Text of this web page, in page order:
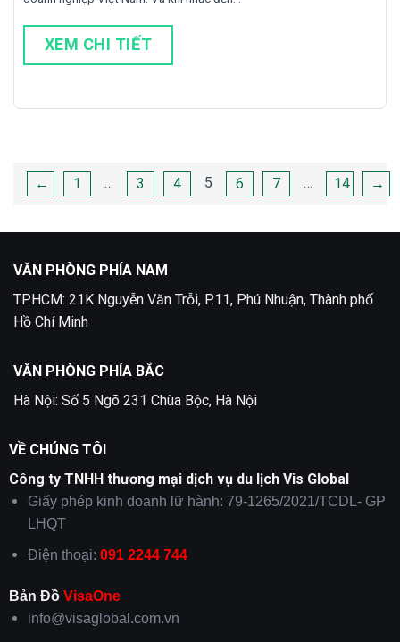
XEM CHI TIẾT
Phân
trang
viết
← 1 … 3 4 5 6 7 … 14 →
VĂN PHÒNG PHÍA NAM
TPHCM: 21K Nguyễn Văn Trỗi, P.11, Phú Nhuận, Thành phố
Hồ Chí Minh
VĂN PHÒNG PHÍA BẮC
Hà Nội: Số 5 Ngõ 231 Chùa Bộc, Hà Nội
VỀ CHÚNG TÔI
Công ty TNHH thương mại dịch vụ du lịch Vis Global
Giấy phép kinh doanh lữ hành: 79-1265/2021/TCDL- GP
LHQT
Điện thoại: 091 2244 744
Bản Đồ VisaOne
info@visaglobal.com.vn